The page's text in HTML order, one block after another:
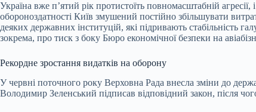
Україна вже п’ятий рік протистоїть повномасштабній
обороноздатності Київ змушений постійно збільшувати
деяких державних інституцій, які підривають стабільність
зокрема, про тиск з боку Бюро економічної безпеки на
Рекордне зростання видатків на оборону
У червні поточного року Верховна Рада внесла зміни до
Володимир Зеленський підписав відповідний закон, після